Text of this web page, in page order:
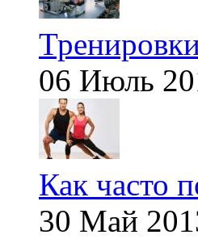
06 Июль
Как часто
30 Май